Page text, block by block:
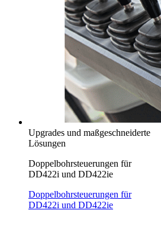
Upgrades und maßgeschneiderte
Lösungen
Doppelbohrsteuerungen für
DD422i und DD422ie
Doppelbohrsteuerungen für
DD422i und DD422ie